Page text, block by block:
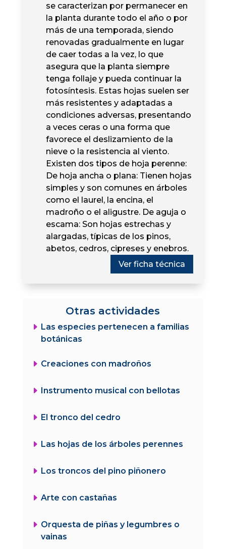
se caracterizan por permanecer en
la planta durante todo el año o por
más de una temporada, siendo
renovadas gradualmente en lugar
de caer todas a la vez, lo que
asegura que la planta siempre
tenga follaje y pueda continuar la
fotosíntesis. Estas hojas suelen ser
más resistentes y adaptadas a
condiciones adversas, presentando
a veces ceras o una forma que
favorece el deslizamiento de la
nieve o la resistencia al viento.
Existen dos tipos de hoja perenne:
De hoja ancha o plana: Tienen hojas
simples y son comunes en árboles
como el laurel, la encina, el
madroño o el aligustre. De aguja o
escama: Son hojas estrechas y
alargadas, típicas de los pinos,
abetos, cedros, cipreses y enebros.
Ver ficha técnica
Otras actividades
E Las especies pertenecen a familias
botánicas
E Creaciones con madroños
E Instrumento musical con bellotas
E El tronco del cedro
E Las hojas de los árboles perennes
E Los troncos del pino piñonero
E Arte con castañas
E Orquesta de piñas y legumbres o
vainas